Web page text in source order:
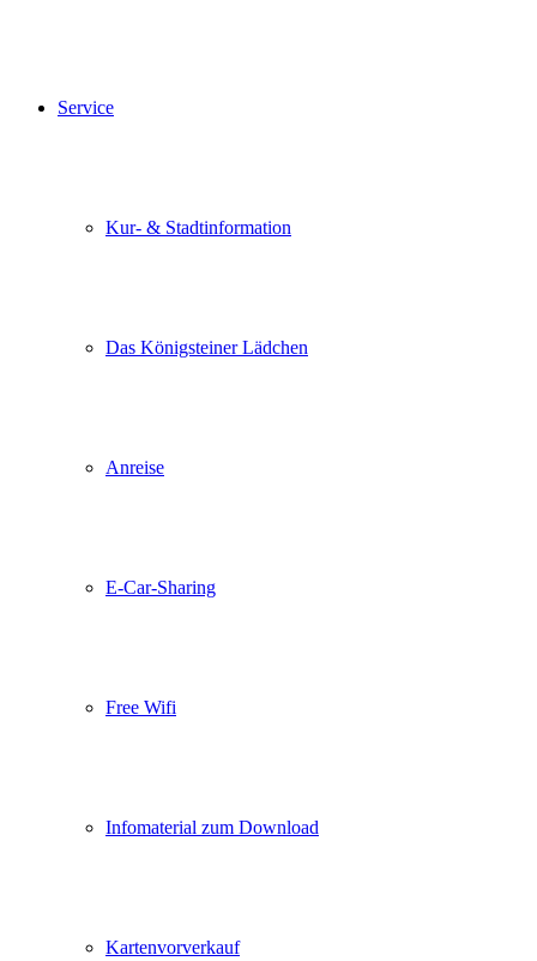
Service
Kur- & Stadtinformation
Das Königsteiner Lädchen
Anreise
E-Car-Sharing
Free Wifi
Infomaterial zum Download
Kartenvorverkauf